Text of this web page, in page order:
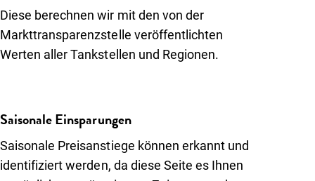
Diese berechnen wir mit den von der
Markttransparenzstelle veröffentlichten
Werten aller Tankstellen und Regionen.
Saisonale Einsparungen
Saisonale Preisanstiege können erkannt und
identifiziert werden, da diese Seite es Ihnen